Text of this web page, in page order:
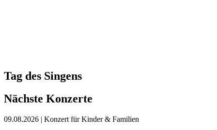
Tag des Singens
Nächste Konzerte
09.08.2026 | Konzert für Kinder & Familien